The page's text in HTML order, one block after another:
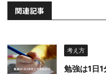
関連記事
考え方
勉強は1日